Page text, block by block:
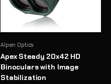
Alpen Optics
Apex Steady 20x42 HD
Binoculars with Image
Stabilization